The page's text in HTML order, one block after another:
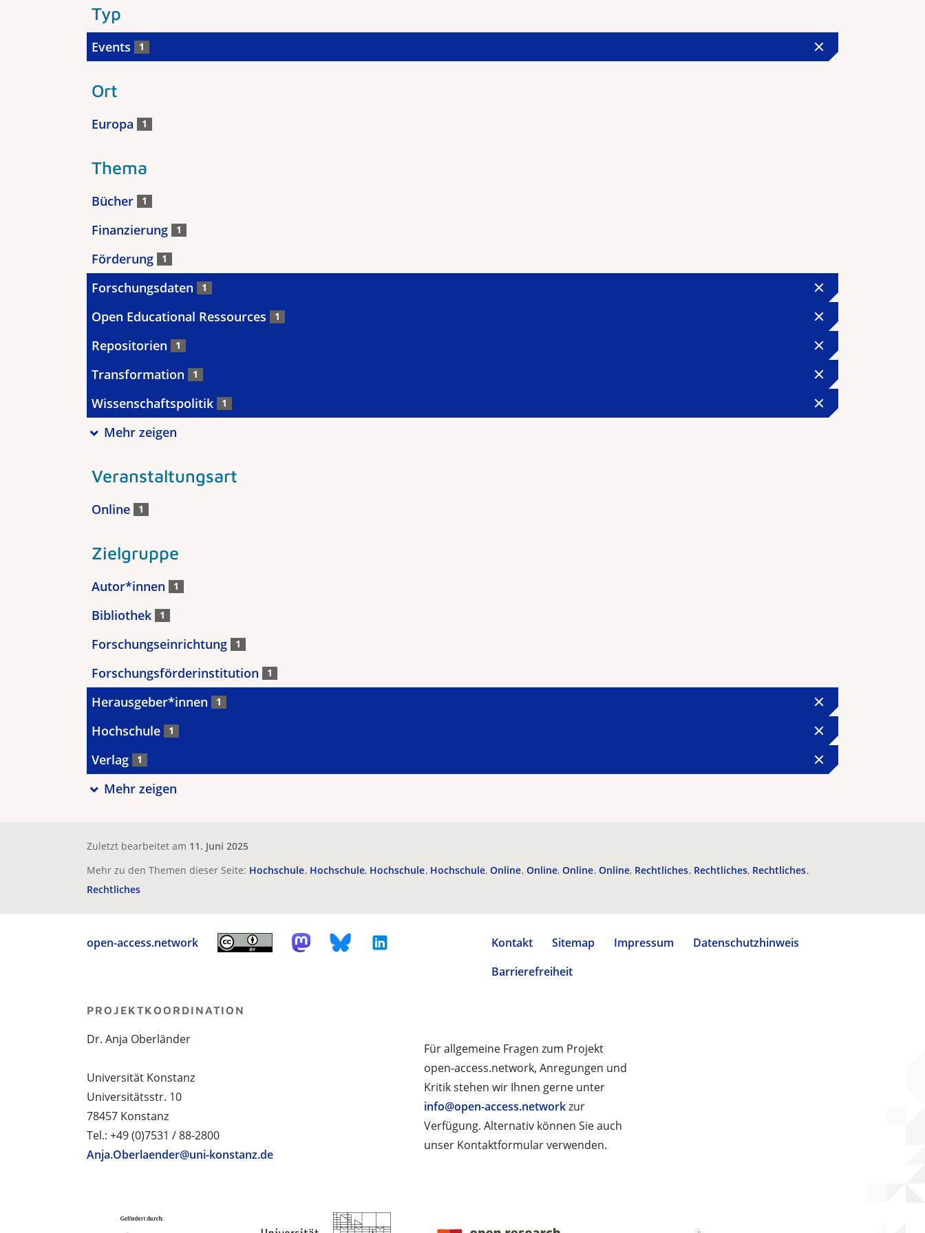
Typ
Events 1
Ort
Europa 1
Thema
Bücher 1
Finanzierung 1
Förderung 1
Forschungsdaten 1
Open Educational Ressources 1
Repositorien 1
Transformation 1
Wissenschaftspolitik 1
Mehr zeigen
Veranstaltungsart
Online 1
Zielgruppe
Autor*innen 1
Bibliothek 1
Forschungseinrichtung 1
Forschungsförderinstitution 1
Herausgeber*innen 1
Hochschule 1
Verlag 1
Mehr zeigen
Zuletzt bearbeitet am 11. Juni 2025
Mehr zu den Themen dieser Seite: Hochschule Hochschule Hochschule Hochschule Online Online Online Online Rechtliches Rechtliches Rechtliches
Rechtliches
open-access.network Kontakt Sitemap Impressum
Datenschutzhinweis
Barrierefreiheit
Für allgemeine Fragen zum Projekt
open-access.network, Anregungen und
Kritik stehen wir Ihnen gerne unter
info@open-access.networkzur
Verfügung. Alternativ können Sie auch
unser Kontaktformular verwenden.
PROJEKTKOORDINATION
Dr. Anja Oberländer
Universität Konstanz
Universitätsstr. 10
78457 Konstanz
Tel.: +49 (0)7531 / 88-2800
Anja.Oberlaender@uni-konstanz.de